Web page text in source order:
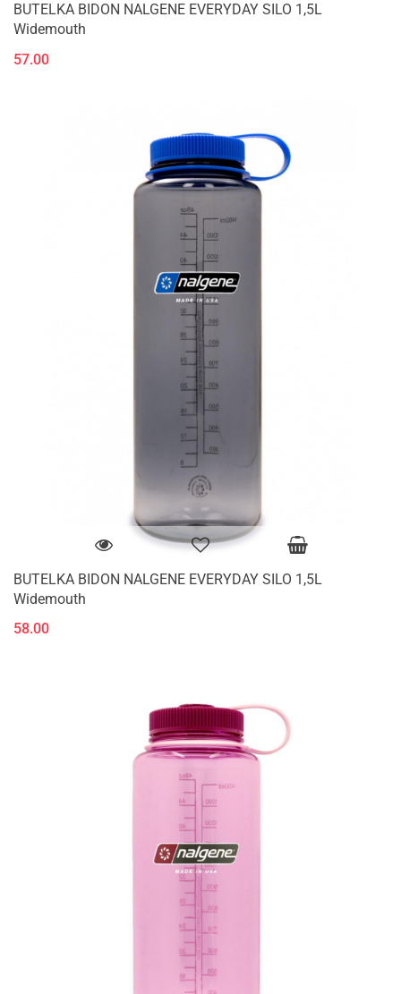
BUTELKA BIDON NALGENE EVERYDAY SILO 1,5L
Widemouth
57.00
BUTELKA BIDON NALGENE EVERYDAY SILO 1,5L
Widemouth
58.00